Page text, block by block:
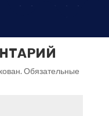
Обязательные